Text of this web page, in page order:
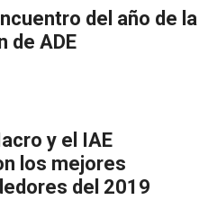
del año de la
de ADE
y el IAE
los mejores
del 2019